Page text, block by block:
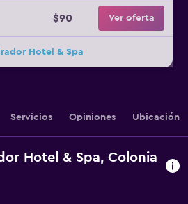
$90 Ver oferta
Hotel & Spa
Servicios Opiniones Ubicación
Hotel & Spa, Colonia